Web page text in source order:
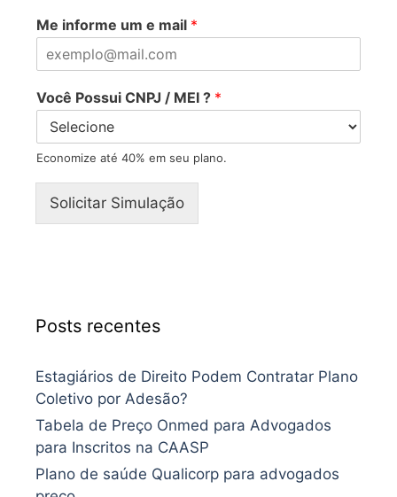
Me informe um e mail *
Você Possui CNPJ / MEI ? *
Economize até 40% em seu plano.
Solicitar Simulação
Posts recentes
Estagiários de Direito Podem Contratar Plano
Coletivo por Adesão?
Tabela de Preço Onmed para Advogados
para Inscritos na CAASP
Plano de saúde Qualicorp para advogados